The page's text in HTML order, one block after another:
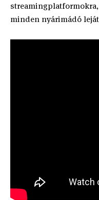
minden nyárimádó